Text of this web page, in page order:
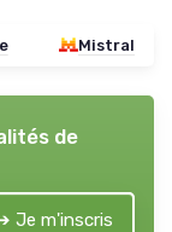
Mistral
de
Je m'inscris